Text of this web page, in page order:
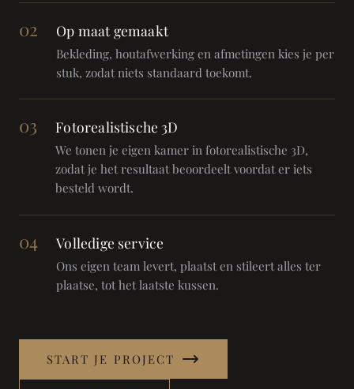
02 Op maat gemaakt
Bekleding, houtafwerking en afmetingen kies je per
stuk, zodat niets standaard toekomt.
03 Fotorealistische 3D
We tonen je eigen kamer in fotorealistische 3D,
zodat je het resultaat beoordeelt voordat er iets
besteld wordt.
04 Volledige service
Ons eigen team levert, plaatst en stileert alles ter
plaatse, tot het laatste kussen.
START JE PROJECT